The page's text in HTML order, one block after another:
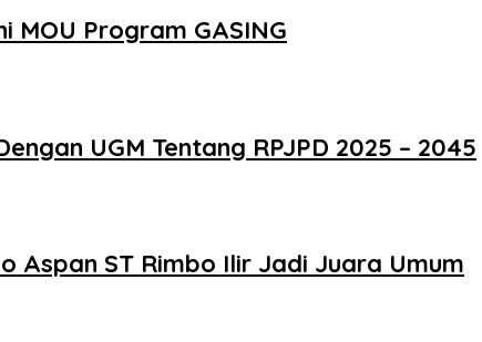
MOU Program GASING
UGM Tentang RPJPD 2025 – 2045
Aspan ST Rimbo Ilir Jadi Juara Umum